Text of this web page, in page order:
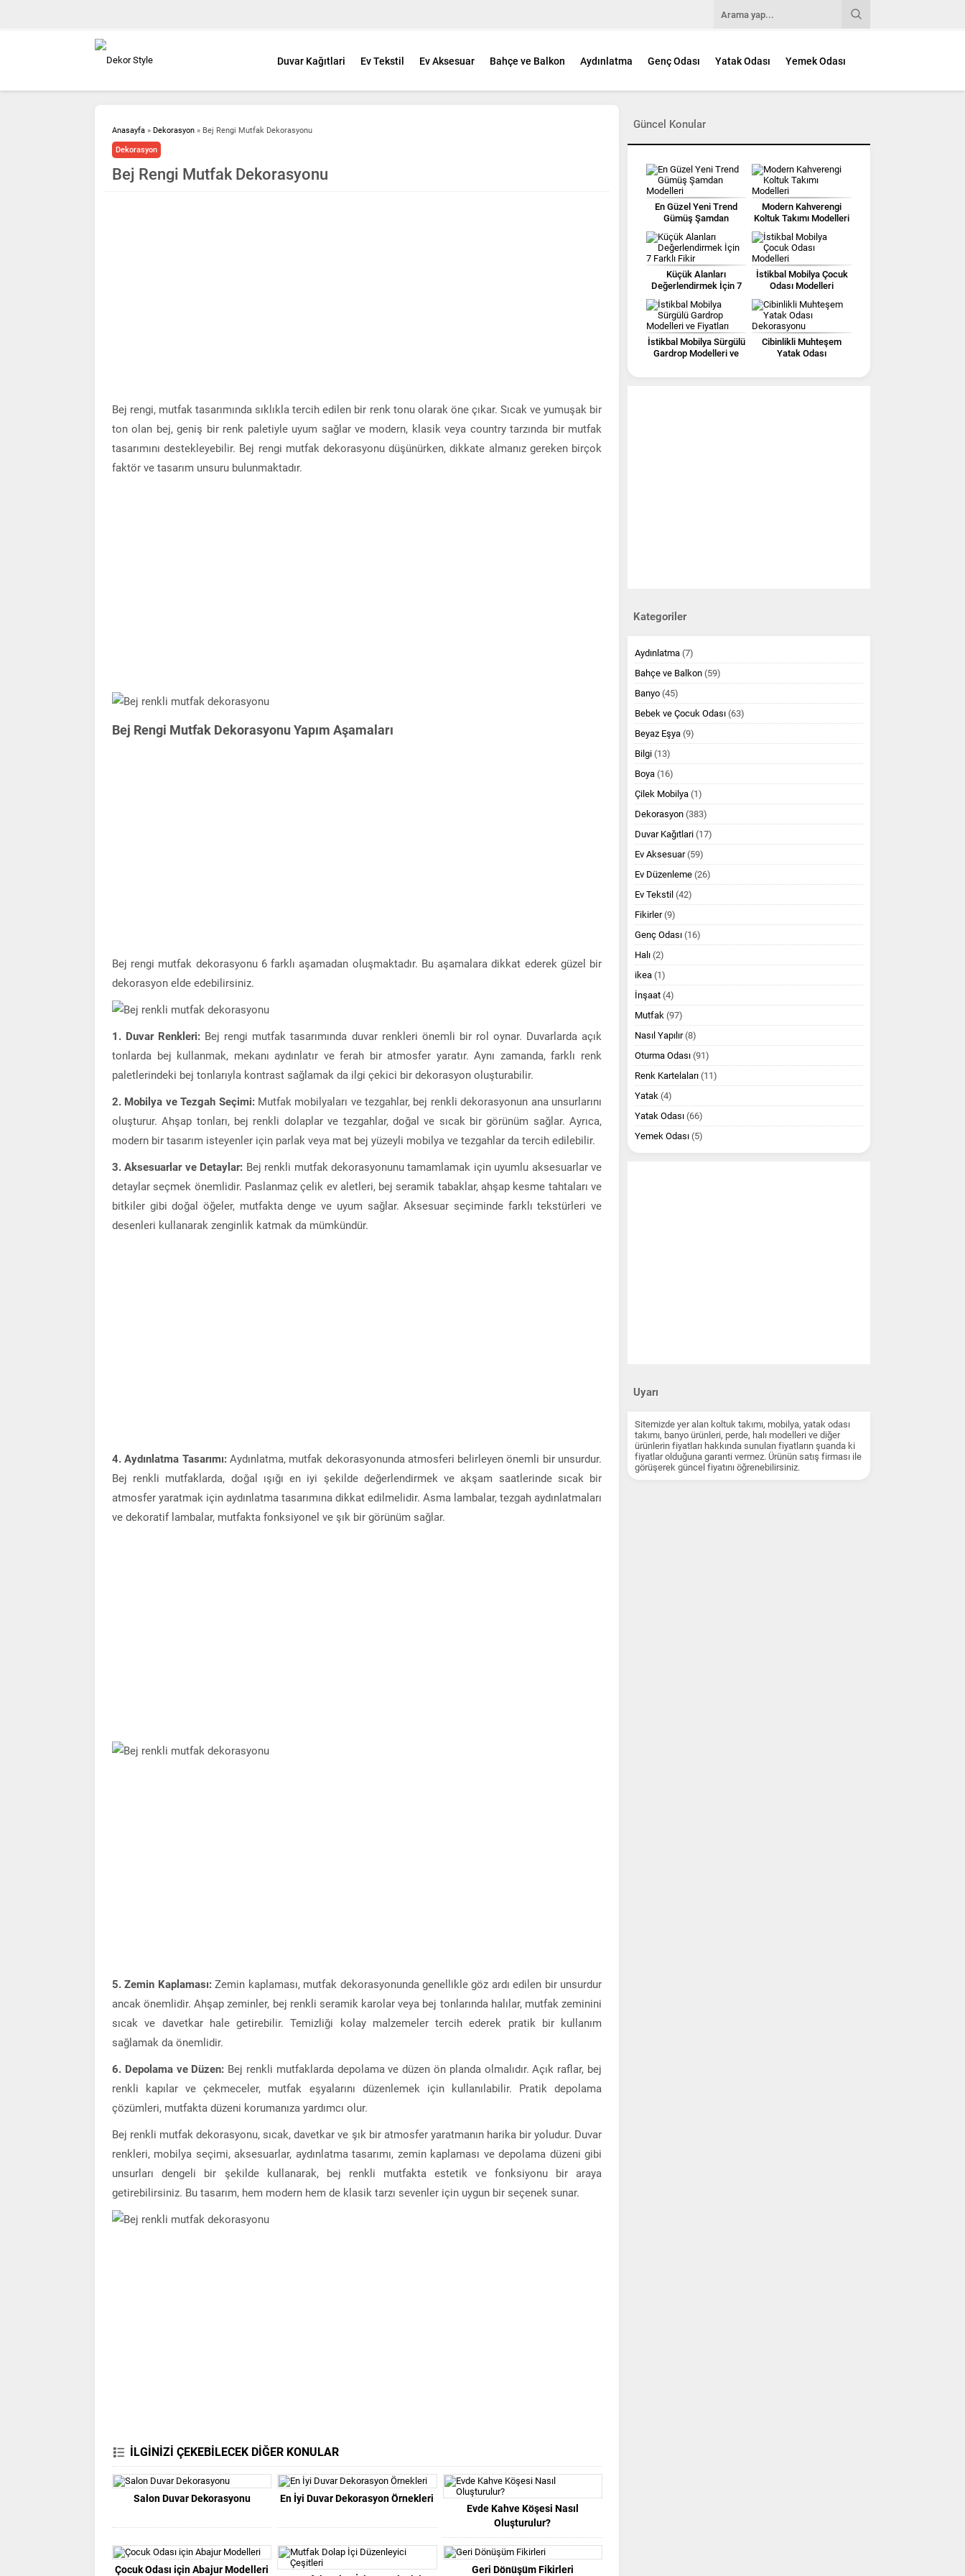
Duvar Kağıtlari Ev Tekstil Ev Aksesuar Bahçe ve Balkon Aydınlatma Genç Odası Yatak Odası Yemek Odası
Anasayfa » Dekorasyon » Bej Rengi Mutfak Dekorasyonu
Dekorasyon
Bej Rengi Mutfak Dekorasyonu
Bej rengi, mutfak tasarımında sıklıkla tercih edilen bir renk tonu olarak öne çıkar. Sıcak ve yumuşak bir
ton olan bej, geniş bir renk paletiyle uyum sağlar ve modern, klasik veya country tarzında bir mutfak
tasarımını destekleyebilir. Bej rengi mutfak dekorasyonu düşünürken, dikkate almanız gereken birçok
faktör ve tasarım unsuru bulunmaktadır.
Bej Rengi Mutfak Dekorasyonu Yapım Aşamaları
Bej rengi mutfak dekorasyonu 6 farklı aşamadan oluşmaktadır. Bu aşamalara dikkat ederek güzel bir
dekorasyon elde edebilirsiniz.
1. Duvar Renkleri: Bej rengi mutfak tasarımında duvar renkleri önemli bir rol oynar. Duvarlarda açık
tonlarda bej kullanmak, mekanı aydınlatır ve ferah bir atmosfer yaratır. Aynı zamanda, farklı renk
paletlerindeki bej tonlarıyla kontrast sağlamak da ilgi çekici bir dekorasyon oluşturabilir.
2. Mobilya ve Tezgah Seçimi:Mutfak mobilyaları ve tezgahlar, bej renkli dekorasyonun ana unsurlarını
oluşturur. Ahşap tonları, bej renkli dolaplar ve tezgahlar, doğal ve sıcak bir görünüm sağlar. Ayrıca,
modern bir tasarım isteyenler için parlak veya mat bej yüzeyli mobilya ve tezgahlar da tercih edilebilir.
3. Aksesuarlar ve Detaylar: Bej renkli mutfak dekorasyonunu tamamlamak için uyumlu aksesuarlar ve
detaylar seçmek önemlidir. Paslanmaz çelik ev aletleri, bej seramik tabaklar, ahşap kesme tahtaları ve
bitkiler gibi doğal öğeler, mutfakta denge ve uyum sağlar. Aksesuar seçiminde farklı tekstürleri ve
desenleri kullanarak zenginlik katmak da mümkündür.
4. Aydınlatma Tasarımı:Aydınlatma, mutfak dekorasyonunda atmosferi belirleyen önemli bir unsurdur.
Bej renkli mutfaklarda, doğal ışığı en iyi şekilde değerlendirmek ve akşam saatlerinde sıcak bir
atmosfer yaratmak için aydınlatma tasarımına dikkat edilmelidir. Asma lambalar, tezgah aydınlatmaları
ve dekoratif lambalar, mutfakta fonksiyonel ve şık bir görünüm sağlar.
5. Zemin Kaplaması:Zemin kaplaması, mutfak dekorasyonunda genellikle göz ardı edilen bir unsurdur
ancak önemlidir. Ahşap zeminler, bej renkli seramik karolar veya bej tonlarında halılar, mutfak zeminini
sıcak ve davetkar hale getirebilir. Temizliği kolay malzemeler tercih ederek pratik bir kullanım
sağlamak da önemlidir.
6. Depolama ve Düzen: Bej renkli mutfaklarda depolama ve düzen ön planda olmalıdır. Açık raflar, bej
renkli kapılar ve çekmeceler, mutfak eşyalarını düzenlemek için kullanılabilir. Pratik depolama
çözümleri, mutfakta düzeni korumanıza yardımcı olur.
Bej renkli mutfak dekorasyonu, sıcak, davetkar ve şık bir atmosfer yaratmanın harika bir yoludur. Duvar
renkleri, mobilya seçimi, aksesuarlar, aydınlatma tasarımı, zemin kaplaması ve depolama düzeni gibi
unsurları dengeli bir şekilde kullanarak, bej renkli mutfakta estetik ve fonksiyonu bir araya
getirebilirsiniz. Bu tasarım, hem modern hem de klasik tarzı sevenler için uygun bir seçenek sunar.
İLGİNİZİ ÇEKEBİLECEK DİĞER KONULAR
Salon Duvar Dekorasyonu
En İyi Duvar Dekorasyon Örnekleri
Evde Kahve Köşesi Nasıl
Oluşturulur?
Çocuk Odası için Abajur Modelleri
Geri Dönüşüm Fikirleri
Güncel Konular
En Güzel Yeni Trend
Gümüş Şamdan
Modern Kahverengi
Koltuk Takımı Modelleri
Küçük Alanları
Değerlendirmek İçin 7
İstikbal Mobilya Çocuk
Odası Modelleri
İstikbal Mobilya Sürgülü
Gardrop Modelleri ve
Cibinlikli Muhteşem
Yatak Odası
Kategoriler
Aydınlatma (7)
Bahçe ve Balkon (59)
Banyo (45)
Bebek ve Çocuk Odası (63)
Beyaz Eşya (9)
Bilgi (13)
Boya (16)
Çilek Mobilya (1)
Dekorasyon (383)
Duvar Kağıtlari (17)
Ev Aksesuar(59)
Ev Düzenleme (26)
Ev Tekstil (42)
Fikirler(9)
Genç Odası (16)
Halı (2)
ikea (1)
İnşaat (4)
Mutfak (97)
Nasıl Yapılır(8)
Oturma Odası (91)
Renk Kartelaları (11)
Yatak (4)
Yatak Odası (66)
Yemek Odası (5)
Uyarı
Sitemizde yer alan koltuk takımı, mobilya, yatak odası
takımı, banyo ürünleri, perde, halı modelleri ve diğer
ürünlerin fiyatları hakkında sunulan fiyatların şuanda ki
fiyatlar olduğuna garanti vermez. Ürünün satış firması ile
görüşerek güncel fiyatını öğrenebilirsiniz.